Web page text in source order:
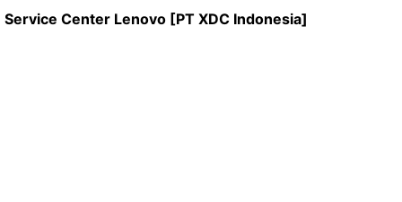
Service Center Lenovo [PT XDC Indonesia]